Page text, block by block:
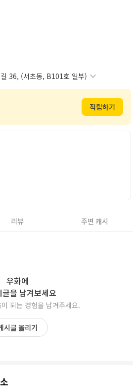
36, (서초동, B101호 일부)
번지 13호 B101호 일부 복사
적립하기
리뷰 주변 캐시
우화에
글을 남겨보세요
되는 경험을 남겨주세요.
시글 올리기